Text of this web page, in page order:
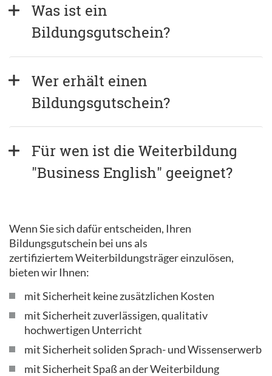
Was ist ein
Bildungsgutschein?
Wer erhält einen
Bildungsgutschein?
Für wen ist die Weiterbildung
"Business English" geeignet?
Wenn Sie sich dafür entscheiden, Ihren
Bildungsgutschein bei uns als
zertifiziertem Weiterbildungsträger einzulösen,
bieten wir Ihnen:
mit Sicherheit keine zusätzlichen Kosten
mit Sicherheit zuverlässigen, qualitativ
hochwertigen Unterricht
mit Sicherheit soliden Sprach- und Wissenserwerb
mit Sicherheit Spaß an der Weiterbildung